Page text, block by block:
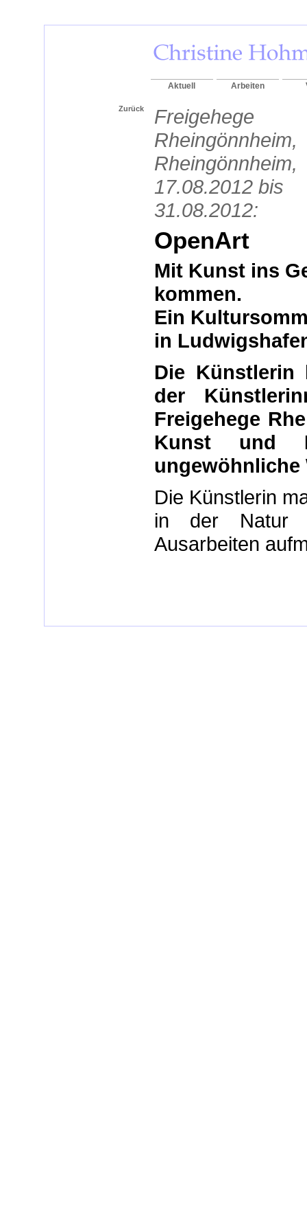
Aktuell Arbeiten
Zurück
Freigehege
Rheingönnheim,
Rheingönnheim,
17.08.2012 bis
31.08.2012:
OpenArt
Mit Kunst ins
kommen.
Ein
in
Die Künstlerin
der
Freigehege
Kunst und
ungewöhnliche
Die Künstlerin
in der Natur
Ausarbeiten